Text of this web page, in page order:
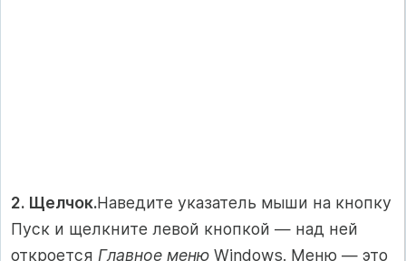
2. Щелчок.Наведите указатель мыши на кнопку
Пуск и щелкните левой кнопкой — над ней
откроется Главное меню Windows. Меню — это